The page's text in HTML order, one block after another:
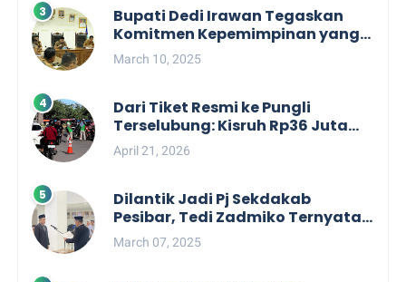
Bupati Dedi Irawan Tegaskan
Komitmen Kepemimpinan yang
Berpihak kepada Masyarakat
dalam Rapat Koordinasi OPD
March 10, 2025
Dari Tiket Resmi ke Pungli
Terselubung: Kisruh Rp36 Juta
Pengelolaan Tiket Pantai
Labuhan Jukung
April 21, 2026
Dilantik Jadi Pj Sekdakab
Pesibar, Tedi Zadmiko Ternyata
Punya Rekam Jejak Gemilang
March 07, 2025